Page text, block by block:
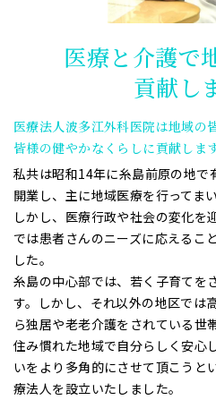
医療と介護で
貢献し
医療法人波多江外科医院は地域の
皆様の健やかなくらしに貢献します
私共は昭和14年に糸島前原の地で
開業し、主に地域医療を行ってま
しかし、医療行政や社会の変化を
では患者さんのニーズに応えるこ
した。
糸島の中心部では、若く子育てを
す。しかし、それ以外の地区では
ら独居や老老介護をされている世
住み慣れた地域で自分らしく安心
いをより多角的にさせて頂こうと
療法人を設立いたしました。